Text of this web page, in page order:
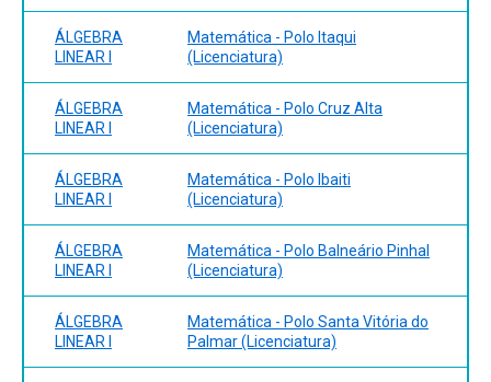
ÁLGEBRA
LINEAR I
Matemática - Polo Itaqui
(Licenciatura)
ÁLGEBRA
LINEAR I
Matemática - Polo Cruz Alta
(Licenciatura)
ÁLGEBRA
LINEAR I
Matemática - Polo Ibaiti
(Licenciatura)
ÁLGEBRA
LINEAR I
Matemática - Polo Balneário Pinhal
(Licenciatura)
ÁLGEBRA
LINEAR I
Matemática - Polo Santa Vitória do
Palmar (Licenciatura)